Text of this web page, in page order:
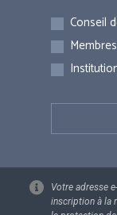
Inscriptions
Conseil
Votre adresse
inscription à la